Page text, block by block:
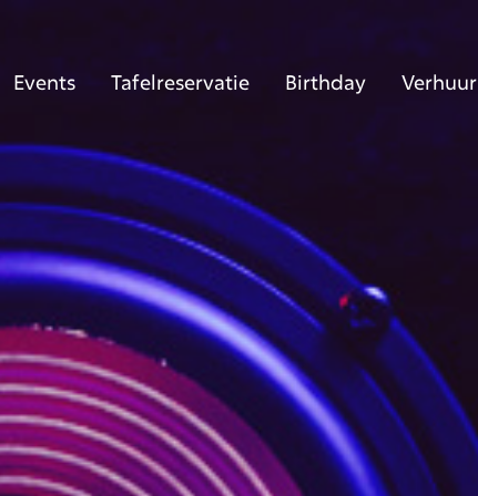
Events Tafelreservatie Birthday Verhuur